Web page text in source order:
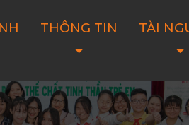
THÔNG TIN TÀI